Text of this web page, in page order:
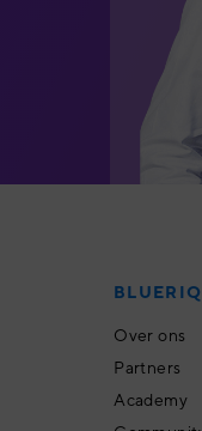
BLUERIQ
Over ons
Partners
Academy